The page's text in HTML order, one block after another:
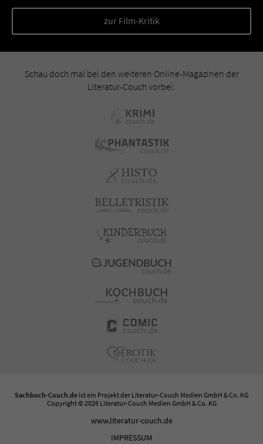
zur Film-Kritik
Schau doch mal bei den weiteren Online-Magazinen der
Literatur-Couch vorbei:
Sachbuch-Couch.de ist ein Projekt der Literatur-Couch Medien GmbH & Co. KG
Copyright © 2026 Literatur-Couch Medien GmbH & Co. KG
www.literatur-couch.de
IMPRESSUM